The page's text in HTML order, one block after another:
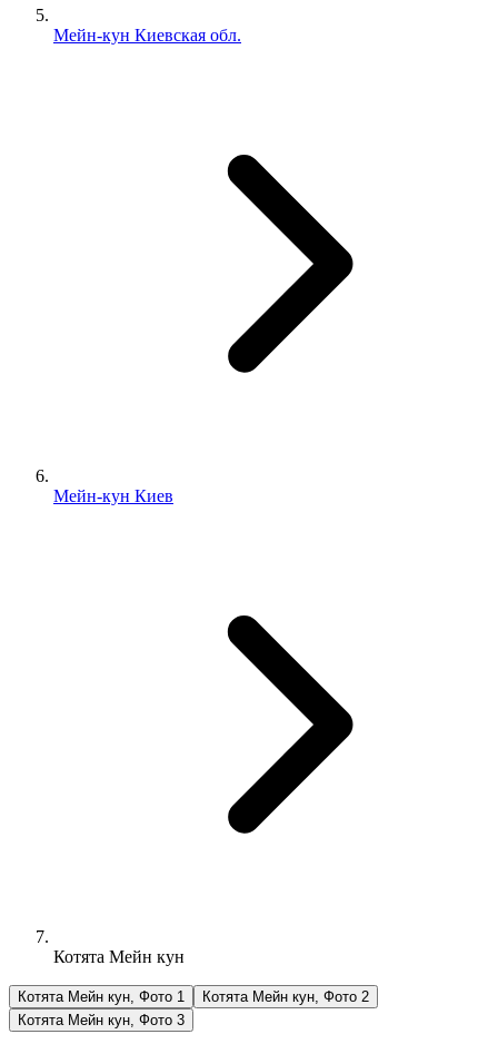
Мейн-кун Киевская обл.
Мейн-кун Киев
Котята Мейн кун
Котята Мейн кун, Фото 1
Котята Мейн кун, Фото 2
Котята Мейн кун, Фото 3